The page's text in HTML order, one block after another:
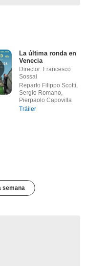
La última ronda en
Venecia
Director: Francesco
Sossai
Reparto Filippo Scotti,
Sergio Romano,
Pierpaolo Capovilla
Tráiler
semana